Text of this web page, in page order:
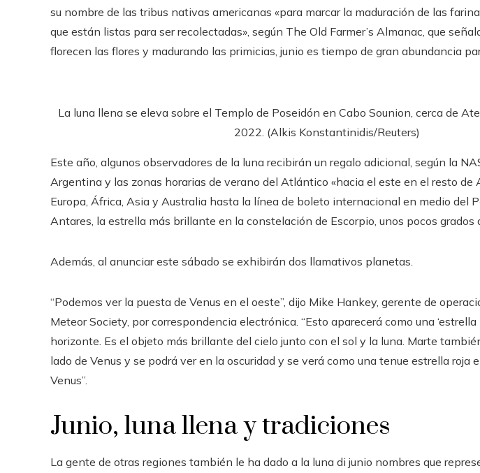
su nombre de las tribus nativas americanas «para marcar la maduración de las
que están listas para ser recolectadas», según The Old Farmer’s Almanac, que
florecen las flores y madurando las primicias, junio es tiempo de gran abundancia
La luna llena se eleva sobre el Templo de Poseidón en Cabo Sounion, cerca de
2022. (Alkis Konstantinidis/Reuters)
Este año, algunos observadores de la luna recibirán un regalo adicional, según la
Argentina y las zonas horarias de verano del Atlántico «hacia el este en el resto de
Europa, África, Asia y Australia hasta la línea de boleto internacional en medio del
Antares, la estrella más brillante en la constelación de Escorpio, unos pocos grados
Además, al anunciar este sábado se exhibirán dos llamativos planetas.
“Podemos ver la puesta de Venus en el oeste”, dijo Mike Hankey, gerente de
Meteor Society, por correspondencia electrónica. “Esto aparecerá como una
horizonte. Es el objeto más brillante del cielo junto con el sol y la luna. Marte
lado de Venus y se podrá ver en la oscuridad y se verá como una tenue estrella roja
Venus”.
Junio, luna llena y tradiciones
La gente de otras regiones también le ha dado a la luna di junio nombres que